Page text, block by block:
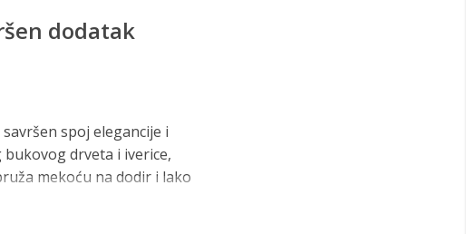
dodatak
spoj elegancije i
drveta i iverice,
mekoću na dodir i lako